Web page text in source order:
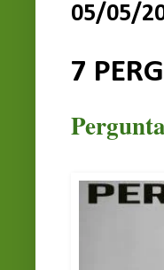
05/05/
7